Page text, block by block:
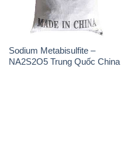
Sodium Metabisulfite –
NA2S2O5 Trung Quốc China